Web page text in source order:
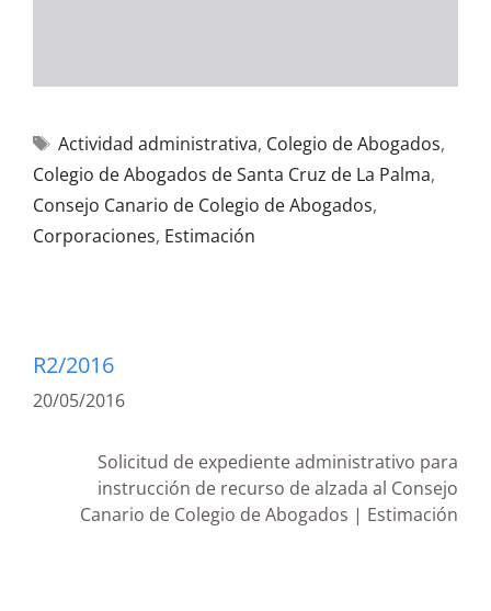
Actividad administrativa, Colegio de Abogados,
Colegio de Abogados de Santa Cruz de La Palma,
Consejo Canario de Colegio de Abogados,
Corporaciones, Estimación
R2/2016
20/05/2016
Solicitud de expediente administrativo para
instrucción de recurso de alzada al Consejo
Canario de Colegio de Abogados | Estimación